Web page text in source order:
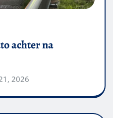
achter na
2026